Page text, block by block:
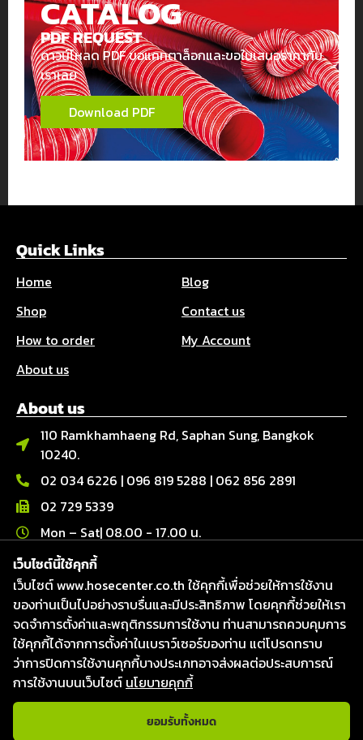
CATALOG
PDF REQUEST
ดาวน์โหลด PDF ขอแคทตาล็อกและขอใบเสนอราคากับ
เราเลย
Download PDF
Quick Links
Home
Blog
Shop
Contact us
How to order
My Account
About us
About us
110 Ramkhamhaeng Rd, Saphan Sung, Bangkok
10240.
02 034 6226 | 096 819 5288 | 062 856 2891
02 729 5339
Mon – Sat| 08.00 - 17.00 น.
Contact us
Line : @hosecenter
Hose Center ศูนย์รวมท่อ สายยาง และข้อต่อ
Hose Center ศูนย์รวมท่อ สายยาง และข้อต่อ
Hosecenter
เว็บไซต์นี้ใช้คุกกี้
เว็บไซต์ www.hosecenter.co.th ใช้คุกกี้เพื่อช่วยให้การใช้งาน
ของท่านเป็นไปอย่างราบรื่นและมีประสิทธิภาพ โดยคุกกี้ช่วยให้เรา
จดจำการตั้งค่าและพฤติกรรมการใช้งาน ท่านสามารถควบคุมการ
ใช้คุกกี้ได้จากการตั้งค่าในเบราว์เซอร์ของท่าน แต่โปรดทราบ
ว่าการปิดการใช้งานคุกกี้บางประเภทอาจส่งผลต่อประสบการณ์
การใช้งานบนเว็บไซต์ นโยบายคุกกี้
ยอมรับทั้งหมด